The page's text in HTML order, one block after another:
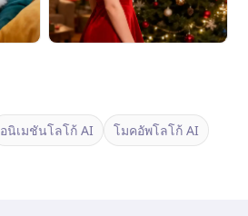
อนิเมชันโลโก้ AI
โมคอัพโลโก้ AI